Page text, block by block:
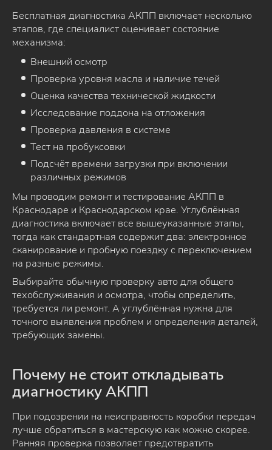
Бесплатная диагностика АКПП включает несколько
этапов, где специалист оценивает состояние
механизма:
Внешний осмотр
Проверка уровня масла и наличие течей
Оценка качества технической жидкости
Исследование поддона на отложения
Проверка давления в системе
Тест на пробуксовки
Подсчёт времени загрузки при включении
различных режимов
Мы проводим ремонт и тестирование АКПП в
Краснодаре и Краснодарском крае. Углублённая
диагностика включает все вышеуказанные этапы,
тогда как стандартная содержит два: электронное
сканирование и пробную поездку с переключением
на разные режимы.
Выбирайте обычную проверку авто для общего
техобслуживания и осмотра, чтобы определить,
требуется ли ремонт. А углублённая нужна для
точного выявления проблем и определения деталей,
требующих замены.
Почему не стоит откладывать
диагностику АКПП
При подозрении на неисправность коробки передач
лучше обратиться в мастерскую как можно скорее.
Ранняя проверка позволяет предотвратить